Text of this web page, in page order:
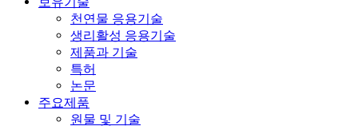
천연물 응용기술
생리활성 응용기술
제품과 기술
특허
논문
주요제품
원물 및 기술